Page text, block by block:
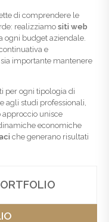
di comprendere le
realizziamo siti web
ogni budget aziendale.
e
importante mantenere
per ogni tipologia di
agli studi professionali,
approccio unisce
economiche
che generano risultati